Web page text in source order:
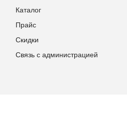
Каталог
Прайс
Скидки
Связь с администрацией